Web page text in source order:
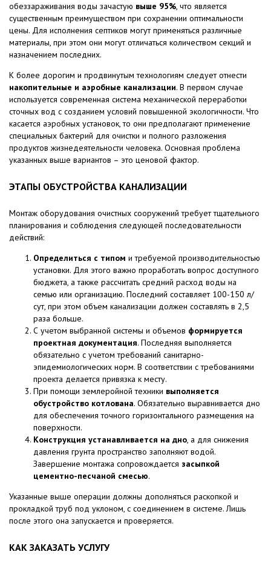
обеззараживания воды зачастую выше 95%, что является
существенным преимуществом при сохранении оптимальности
цены. Для исполнения септиков могут применяться различные
материалы, при этом они могут отличаться количеством секций и
назначением последних.
К более дорогим и продвинутым технологиям следует отнести
накопительные и аэробные канализации. В первом случае
используется современная система механической переработки
сточных вод с созданием условий повышенной экологичности. Что
касается аэробных установок, то они предполагают применение
специальных бактерий для очистки и полного разложения
продуктов жизнедеятельности человека. Основная проблема
указанных выше вариантов – это ценовой фактор.
ЭТАПЫ ОБУСТРОЙСТВА КАНАЛИЗАЦИИ
Монтаж оборудования очистных сооружений требует тщательного
планирования и соблюдения следующей последовательности
действий:
Определиться с типом и требуемой производительностью
установки. Для этого важно проработать вопрос доступного
бюджета, а также рассчитать средний расход воды на
семью или организацию. Последний составляет 100-150 л/
сут, при этом объем канализации должен составлять в 2,5
раза больше.
С учетом выбранной системы и объемов формируется
проектная документация. Последняя выполняется
обязательно с учетом требований санитарно-
эпидемиологических норм. В соответствии с требованиями
проекта делается привязка к месту.
При помощи землеройной техники выполняется
обустройство котлована. Обязательно выравнивается дно
для обеспечения точного горизонтального размещения на
поверхности.
Конструкция устанавливается на дно, а для снижения
давления грунта пространство заполняют водой.
Завершение монтажа сопровождается засыпкой
цементно-песчаной смесью.
Указанные выше операции должны дополняться раскопкой и
прокладкой труб под уклоном, с соединением в системе. Лишь
после этого она запускается и проверяется.
КАК ЗАКАЗАТЬ УСЛУГУ